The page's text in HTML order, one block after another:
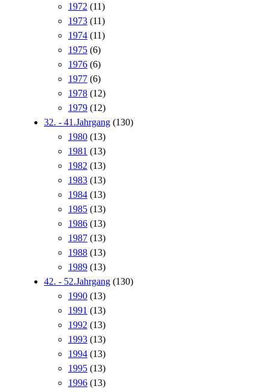
1972 (11)
1973 (11)
1974 (11)
1975 (6)
1976 (6)
1977 (6)
1978 (12)
1979 (12)
32. - 41.Jahrgang (130)
1980 (13)
1981 (13)
1982 (13)
1983 (13)
1984 (13)
1985 (13)
1986 (13)
1987 (13)
1988 (13)
1989 (13)
42. - 52.Jahrgang (130)
1990 (13)
1991 (13)
1992 (13)
1993 (13)
1994 (13)
1995 (13)
1996 (13)